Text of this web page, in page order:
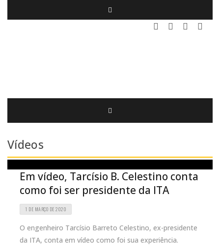
Vídeos
Em vídeo, Tarcísio B. Celestino conta
como foi ser presidente da ITA
1 DE MARÇO DE 2020
O engenheiro Tarcísio Barreto Celestino, ex-presidente
da ITA, conta em vídeo como foi sua experiência.